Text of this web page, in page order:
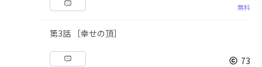
無料
第3話 ［幸せの頂］
73